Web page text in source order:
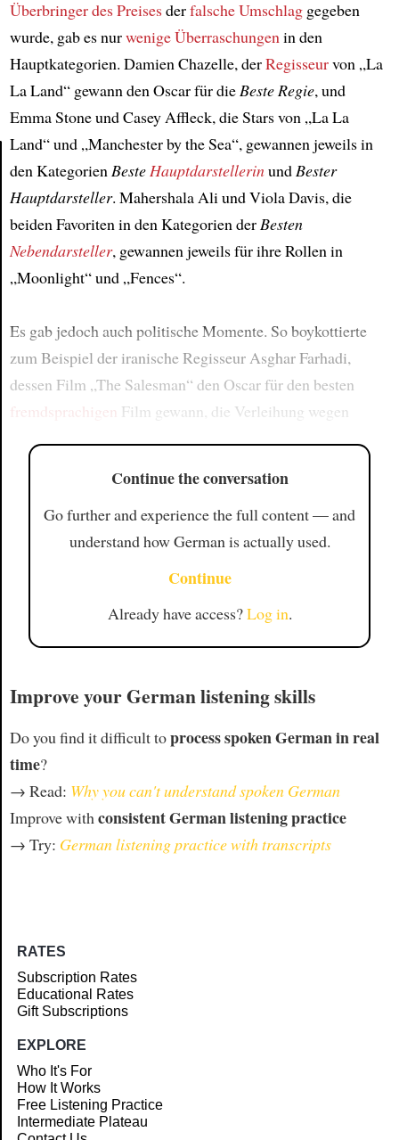
Article
Überbringer des Preisesderfalsche Umschlaggegeben
wurde, gab es nurwenige Überraschungenin den
Hauptkategorien. Damien Chazelle, derRegisseurvon „La
La Land“ gewann den Oscar für dieBeste Regie, und
Emma Stone und Casey Affleck, die Stars von „La La
Land“ und „Manchester by the Sea“, gewannen jeweils in
den KategorienBesteHauptdarstellerinundBester
Hauptdarsteller. Mahershala Ali und Viola Davis, die
beiden Favoriten in den Kategorien derBesten
Nebendarsteller, gewannen jeweils für ihre Rollen in
„Moonlight“ und „Fences“.
Es gab jedoch auch politische Momente. So boykottierte
zum Beispiel der iranische Regisseur Asghar Farhadi,
dessen Film „The Salesman“ den Oscar für den besten
fremdsprachigen Film gewann, die Verleihung wegen
Continue the conversation
Go further and experience the full content — and
understand how German is actually used.
Continue
Already have access?Log in.
Improve your German listening skills
Do you find it difficult toprocess spoken German in real
time?
→ Read: Why you can't understand spoken German
Improve with consistent German listening practice
→ Try: German listening practice with transcripts
RATES
Subscription Rates
Educational Rates
Gift Subscriptions
EXPLORE
Who It's For
How It Works
Free Listening Practice
Intermediate Plateau